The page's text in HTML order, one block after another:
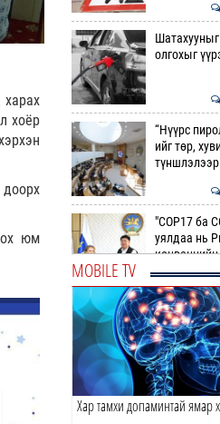
хоёр
юм
олгохыг
“Нүүрс
ийг төр,
"COP17 ба
уялдаа нь
конвенцийн
ахиул…
Монгол
шатахуун
MOBILE TV
Хар тамхи допаминтай ямар